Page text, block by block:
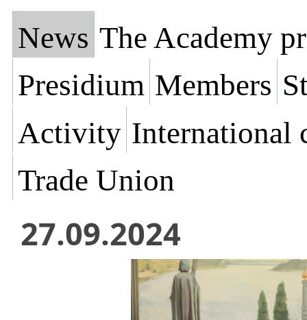
News The Academy
Presidium Members
Activity International
Trade Union
27.09.2024